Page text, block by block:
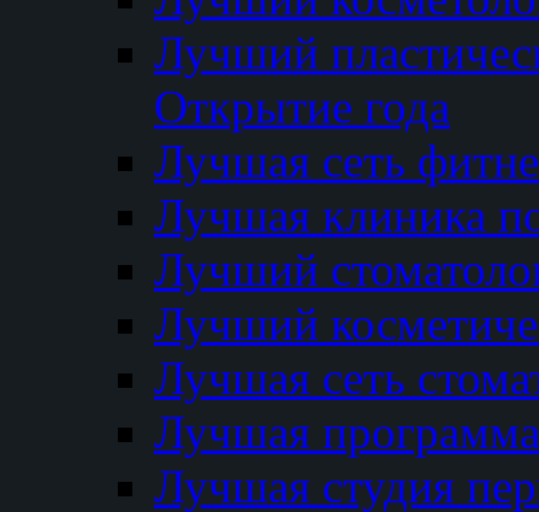
Лучший
Открытие года
Лучшая сеть
Лучшая клиника
Лучший
Лучший
Лучшая сеть
Лучшая программа
Лучшая студия